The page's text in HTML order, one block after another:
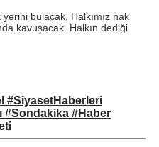
bulacak. Halkımız hak
kavuşacak. Halkın dediği
#SiyasetHaberleri
#Sondakika #Haber